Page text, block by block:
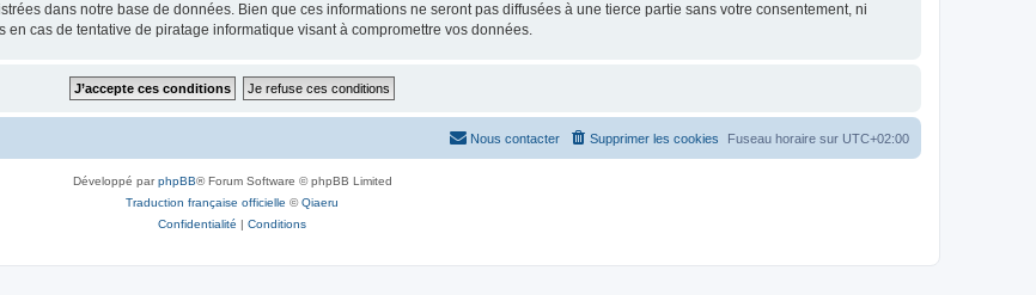
dans notre base de données. Bien que ces informations ne seront pas diffusées à une tierce partie sans votre consentement, ni
cas de tentative de piratage informatique visant à compromettre vos données.
Fuseau horaire sur UTC+02:00
Supprimer les cookies
Nous contacter
Développé parphpBB® Forum Software © phpBB Limited
Traduction française officielle ©Qiaeru
Confidentialité | Conditions